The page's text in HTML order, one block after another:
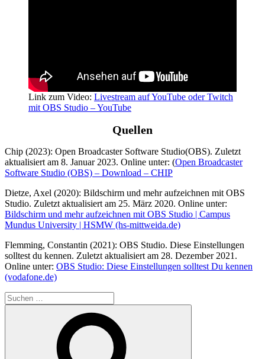
Link zum Video: Livestream auf YouTube oder Twitch
mit OBS Studio – YouTube
Quellen
Chip (2023): Open Broadcaster Software Studio(OBS). Zuletzt
aktualisiert am 8. Januar 2023. Online unter: (Open Broadcaster
Software Studio (OBS) – Download – CHIP
Dietze, Axel (2020): Bildschirm und mehr aufzeichnen mit OBS
Studio. Zuletzt aktualisiert am 25. März 2020. Online unter:
Bildschirm und mehr aufzeichnen mit OBS Studio | Campus
Mundus University | HSMW (hs-mittweida.de)
Flemming, Constantin (2021): OBS Studio. Diese Einstellungen
solltest du kennen. Zuletzt aktualisiert am 28. Dezember 2021.
Online unter: OBS Studio: Diese Einstellungen solltest Du kennen
(vodafone.de)
Suchen
nach: